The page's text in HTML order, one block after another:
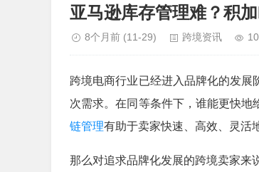
亚马逊库存管理难？积
8个月前 (11-29) 跨境资讯
跨境电商行业已经进入品牌化的发
次需求。在同等条件下，谁能更快
链管理有助于卖家快速、高效、灵活
那么对追求品牌化发展的跨境卖家来